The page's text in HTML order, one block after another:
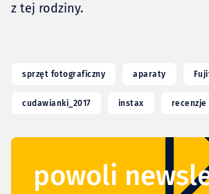
z tej rodziny.
sprzęt fotograficzny aparaty
cudawianki_2017 instax recenzje
powoli